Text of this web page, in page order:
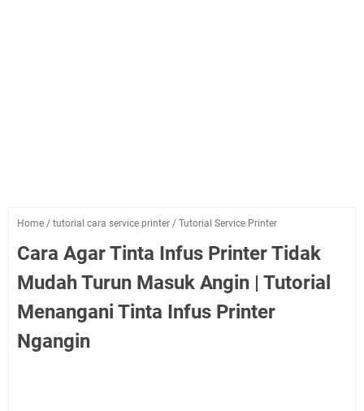
Home / tutorial cara service printer / Tutorial Service Printer
Cara Agar Tinta Infus Printer Tidak
Mudah Turun Masuk Angin | Tutorial
Menangani Tinta Infus Printer
Ngangin